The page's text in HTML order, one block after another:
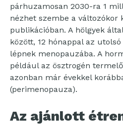
párhuzamosan 2030-ra 1
nézhet szembe a változókor
publikációban. A hölgyek
között, 12 hónappal az
lépnek menopauzába. A
például az ösztrogén
azonban már évekkel
(perimenopauza).
Az ajánlott